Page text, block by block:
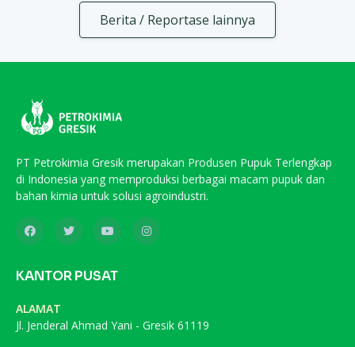
Berita / Reportase lainnya
PT Petrokimia Gresik merupakan Produsen Pupuk Terlengkap
di Indonesia yang memproduksi berbagai macam pupuk dan
bahan kimia untuk solusi agroindustri.
KANTOR PUSAT
ALAMAT
Jl. Jenderal Ahmad Yani - Gresik 61119